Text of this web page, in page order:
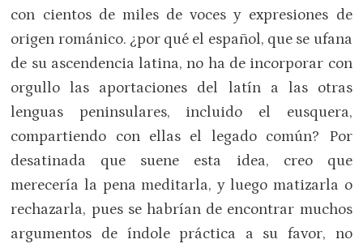
con cientos de miles de voces y expresiones de
origen románico. ¿por qué el español, que se ufana
de su ascendencia latina, no ha de incorporar con
orgullo las aportaciones del latín a las otras
lenguas peninsulares, incluido el eusquera,
compartiendo con ellas el legado común? Por
desatinada que suene esta idea, creo que
merecería la pena meditarla, y luego matizarla o
rechazarla, pues se habrían de encontrar muchos
argumentos de índole práctica a su favor, no